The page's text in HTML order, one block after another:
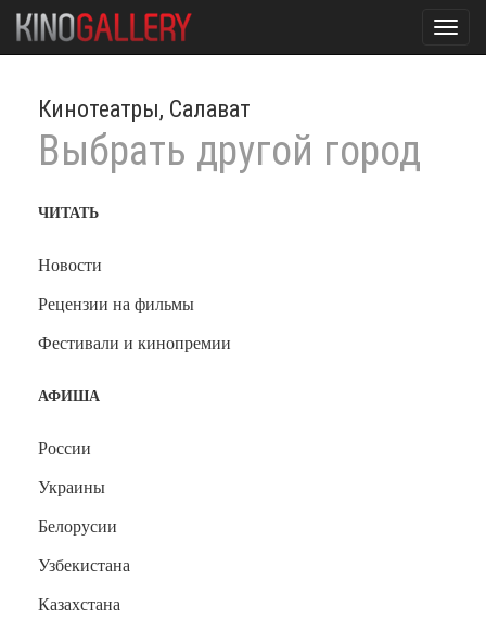
Кинотеатры, Салават
Выбрать другой город
ЧИТАТЬ
Новости
Рецензии на фильмы
Фестивали и кинопремии
АФИША
России
Украины
Белорусии
Узбекистана
Казахстана